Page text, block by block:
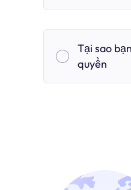
Tại sao
quyền